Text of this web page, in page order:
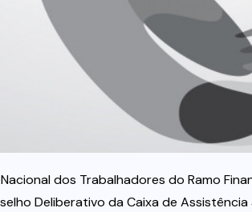
dos Trabalhadores do Ramo
Deliberativo da Caixa de